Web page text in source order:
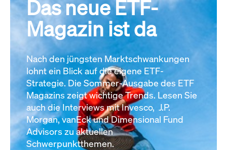
Das neue ETF-
Magazin ist da
Nach den jüngsten Marktschwankungen
lohnt ein Blick auf die eigene ETF-
Strategie. Die Sommer-Ausgabe des ETF
Magazins zeigt wichtige Trends. Lesen Sie
auch die Interviews mit Invesco, J.P.
Morgan, vanEck und Dimensional Fund
Advisors zu aktuellen
Schwerpunktthemen.